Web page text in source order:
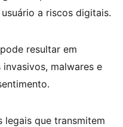
a riscos digitais.
resultar em
malwares e
legais que transmitem